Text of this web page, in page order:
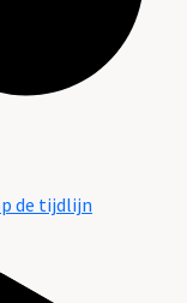
de tijdlijn